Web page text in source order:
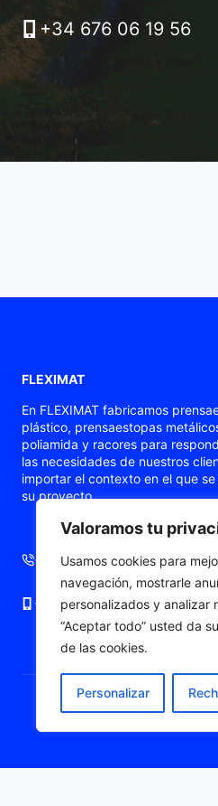
Valoramos tu
Usamos cookies para
navegación, mostrarle
personalizados y analizar
“Aceptar todo” usted da
de las cookies.
Personalizar
+34 676 06 19 56
FLEXIMAT
En FLEXIMAT fabricamos
plástico, prensaestopas
poliamida y racores para
las necesidades de nuestros
importar el contexto en el que
su proyecto.
+34 93 724 71 70 +34
+34 676 06 19 56